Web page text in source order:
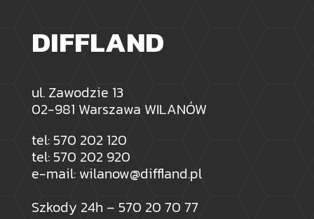
DIFFLAND
ul. Zawodzie 13
02-981 Warszawa WILANÓW
tel: 570 202 120
tel: 570 202 920
e-mail: wilanow@diffland.pl
Szkody 24h – 570 20 70 77